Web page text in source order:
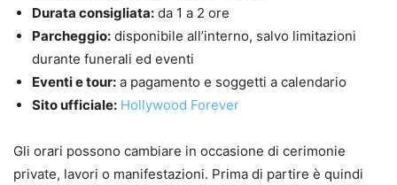
Durata consigliata: da 1 a 2 ore
Parcheggio: disponibile all’interno, salvo limitazioni
durante funerali ed eventi
Eventi e tour: a pagamento e soggetti a calendario
Sito ufficiale: Hollywood Forever
Gli orari possono cambiare in occasione di cerimonie
private, lavori o manifestazioni. Prima di partire è quindi